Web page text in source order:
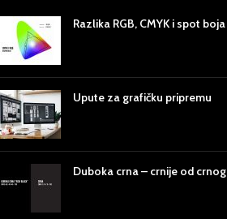
Razlika RGB, CMYK i spot boja
Upute za grafičku pripremu
Duboka crna – crnije od crnog